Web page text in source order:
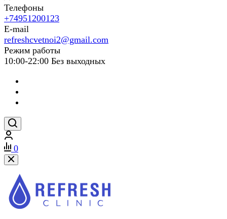
Телефоны
+74951200123
E-mail
refreshcvetnoi2@gmail.com
Режим работы
10:00-22:00 Без выходных
0